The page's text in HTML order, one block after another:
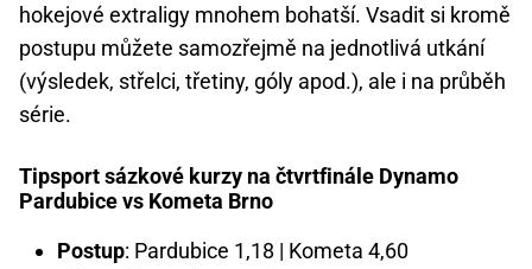
hokejové extraligy mnohem bohatší. Vsadit si kromě
postupu můžete samozřejmě na jednotlivá utkání
(výsledek, střelci, třetiny, góly apod.), ale i na průběh
série.
Tipsport sázkové kurzy na čtvrtfinále Dynamo
Pardubice vs Kometa Brno
Postup: Pardubice 1,18 | Kometa 4,60